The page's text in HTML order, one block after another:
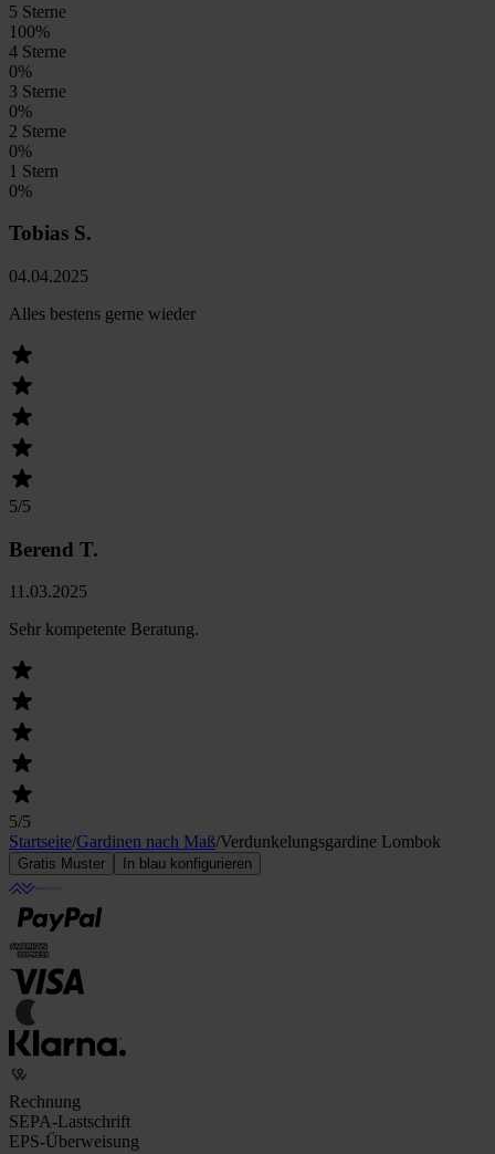
5 Sterne
100%
4 Sterne
0%
3 Sterne
0%
2 Sterne
0%
1 Stern
0%
Tobias S.
04.04.2025
Alles bestens gerne wieder
5/5
Berend T.
11.03.2025
Sehr kompetente Beratung.
5/5
Startseite/Gardinen nach Maß/Verdunkelungs­gardine Lombok
Gratis Muster In blau konfigurieren
Rechnung
SEPA-Lastschrift
EPS-Überweisung